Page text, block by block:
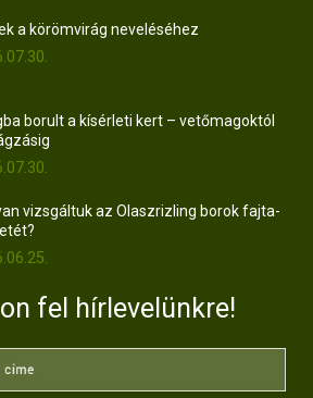
a körömvirág neveléséhez
borult a kísérleti kert – vetőmagoktól
vizsgáltuk az Olaszrizling borok fajta-
fel hírlevelünkre!